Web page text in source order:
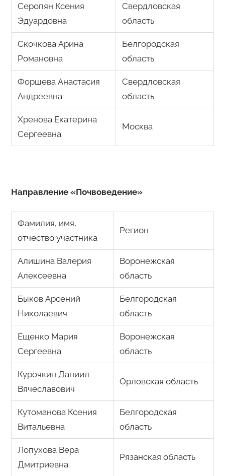
Серопян Ксения
Эдуардовна
Свердловская
область
Скочкова Арина
Романовна
Белгородская
область
Форшева Анастасия
Андреевна
Свердловская
область
Хренова Екатерина
Сергеевна
Москва
Направление «Почвоведение»
Фамилия, имя,
отчество участника
Регион
Алишина Валерия
Алексеевна
Воронежская
область
Быков Арсений
Николаевич
Белгородская
область
Ещенко Мария
Сергеевна
Воронежская
область
Курочкин Даниил
Вячеславович
Орловская область
Кутоманова Ксения
Витальевна
Белгородская
область
Лопухова Вера
Дмитриевна
Рязанская область